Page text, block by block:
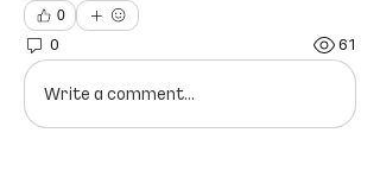
0
0 61
Write a comment...